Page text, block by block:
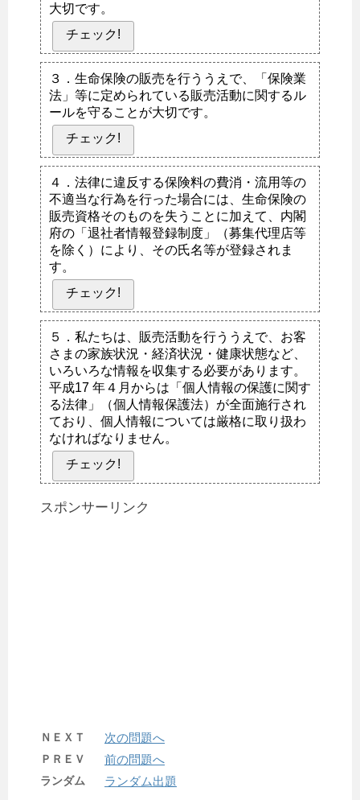
大切です。
チェック!
３．生命保険の販売を行ううえで、「保険業
法」等に定められている販売活動に関するル
ールを守ることが大切です。
チェック!
４．法律に違反する保険料の費消・流用等の
不適当な行為を行った場合には、生命保険の
販売資格そのものを失うことに加えて、内閣
府の「退社者情報登録制度」（募集代理店等
を除く）により、その氏名等が登録されま
す。
チェック!
５．私たちは、販売活動を行ううえで、お客
さまの家族状況・経済状況・健康状態など、
いろいろな情報を収集する必要があります。
平成17 年４月からは「個人情報の保護に関す
る法律」（個人情報保護法）が全面施行され
ており、個人情報については厳格に取り扱わ
なければなりません。
チェック!
スポンサーリンク
ＮＥＸＴ 次の問題へ
ＰＲＥＶ 前の問題へ
ランダム ランダム出題